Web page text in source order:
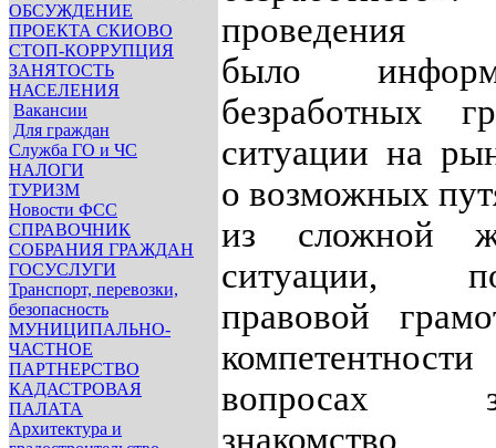
ОБСУЖДЕНИЕ
ПРОЕКТА СКИОВО
СТОП-КОРРУПЦИЯ
ЗАНЯТОСТЬ
НАСЕЛЕНИЯ
Вакансии
Для граждан
Служба ГО и ЧС
НАЛОГИ
ТУРИЗМ
Новости ФСС
СПРАВОЧНИК
СОБРАНИЯ ГРАЖДАН
ГОСУСЛУГИ
Транспорт, перевозки,
безопасность
МУНИЦИПАЛЬНО-
ЧАСТНОЕ
ПАРТНЕРСТВО
КАДАСТРОВАЯ
ПАЛАТА
Архитектура и
проведения
было
безработных
ситуации на
о возможных
из сложной
ситуации,
правовой
вопросах